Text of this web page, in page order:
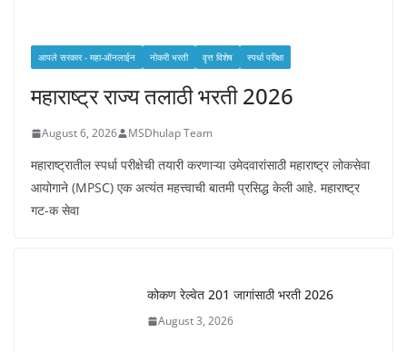
आपले सरकार - महा-ऑनलाईन नोकरी भरती वृत्त विशेष स्पर्धा परीक्षा
महाराष्ट्र राज्य तलाठी भरती 2026
August 6, 2026 MSDhulap Team
महाराष्ट्रातील स्पर्धा परीक्षेची तयारी करणाऱ्या उमेदवारांसाठी महाराष्ट्र लोकसेवा
आयोगाने (MPSC) एक अत्यंत महत्त्वाची बातमी प्रसिद्ध केली आहे. महाराष्ट्र
गट-क सेवा
कोकण रेल्वेत 201 जागांसाठी भरती 2026
August 3, 2026